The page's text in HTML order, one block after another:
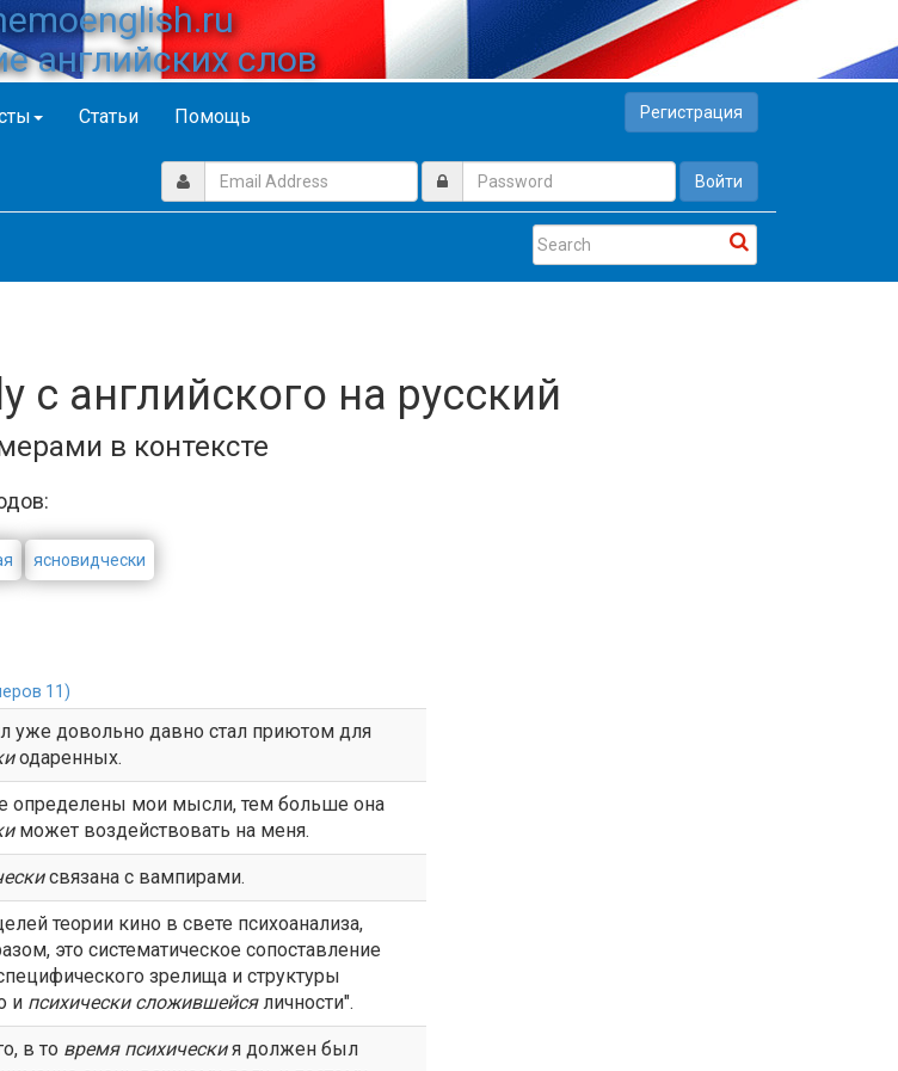
английских слов
Статьи Помощь Регистрация
Войти
с английского на русский
в контексте
ясновидчески
11)
уже довольно давно стал приютом для
одаренных.
определены мои мысли, тем больше она
может воздействовать на меня.
связана с вампирами.
теории кино в свете психоанализа,
это систематическое сопоставление
зрелища и структуры
и психическисложившейсяличности".
в то время психическия должен был